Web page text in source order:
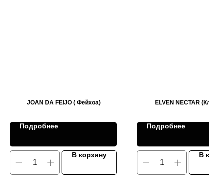
JOAN DA FEIJO ( Фейхоа)
Подробнее
В корзину
ELVEN NECTAR
Подробнее
В